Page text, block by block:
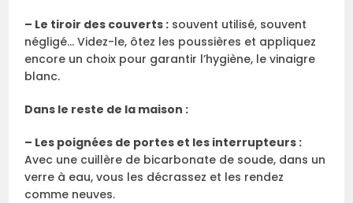
– Le tiroir des couverts : souvent utilisé, souvent
négligé… Videz-le, ôtez les poussières et appliquez
encore un choix pour garantir l’hygiène, le vinaigre
blanc.
Dans le reste de la maison :
– Les poignées de portes et les interrupteurs :
Avec une cuillère de bicarbonate de soude, dans un
verre à eau, vous les décrassez et les rendez
comme neuves.